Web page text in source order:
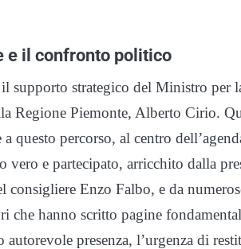
e il confronto politico
supporto strategico del Ministro per
Regione Piemonte, Alberto Cirio.
questo percorso, al centro
vero e partecipato, arricchito dalla
consigliere Enzo Falbo, e da
che hanno scritto pagine
presenza, l’urgenza di